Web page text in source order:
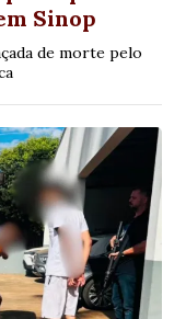
Sinop
de morte pelo